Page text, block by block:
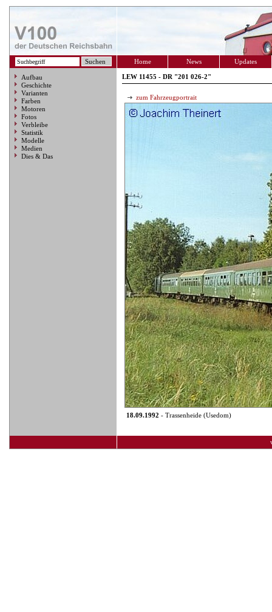
Home News Updates
Aufbau
Geschichte
Varianten
Farben
Motoren
Fotos
Verbleibe
Statistik
Modelle
Medien
Dies & Das
LEW 11455 - DR "201 026-2"
zum Fahrzeugportrait
18.09.1992 - Trassenheide (Usedom)